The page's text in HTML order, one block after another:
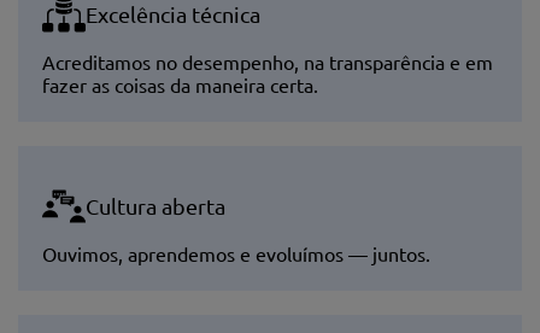
Excelência técnica
Acreditamos no desempenho, na transparência e em
fazer as coisas da maneira certa.
Cultura aberta
Ouvimos, aprendemos e evoluímos — juntos.